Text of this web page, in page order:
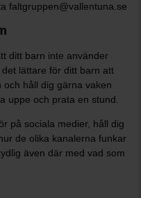
faltgruppen@vallentuna.se
ditt barn inte använder
lättare för ditt barn att
och håll dig gärna vaken
uppe och prata en stund.
på sociala medier, håll dig
de olika kanalerna funkar
även där med vad som